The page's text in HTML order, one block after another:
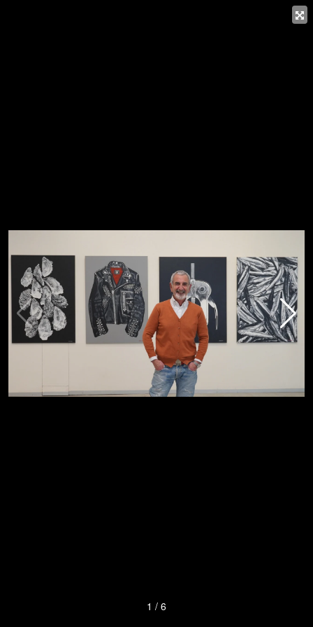
1 / 6